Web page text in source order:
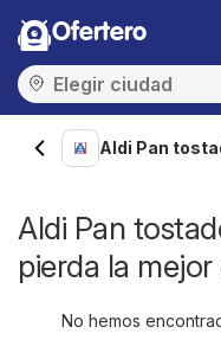
Ofertero
Aldi Pan
Aldi Pan
pierda la
No hemos